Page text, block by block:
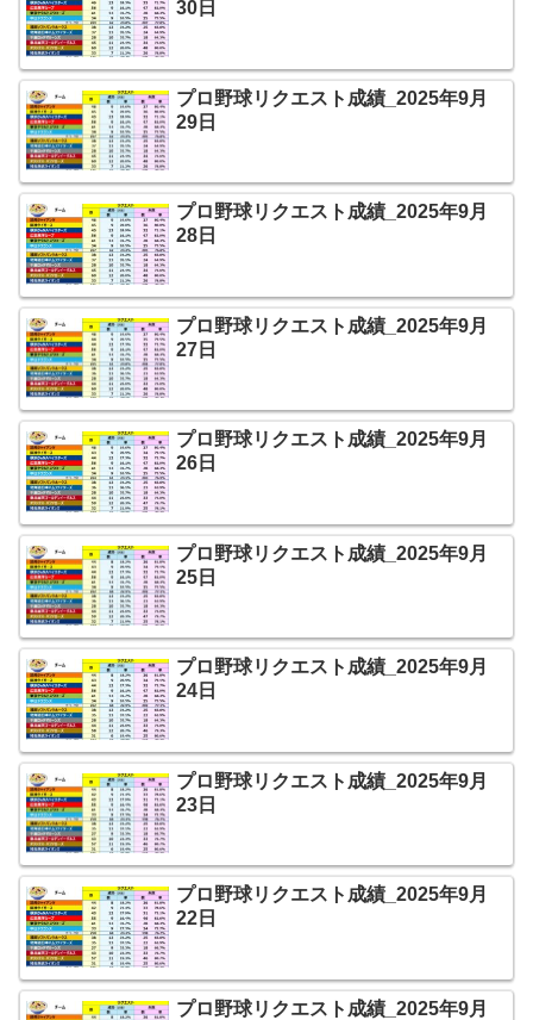
30日
プロ野球リクエスト成績_2025年9月
29日
プロ野球リクエスト成績_2025年9月
28日
プロ野球リクエスト成績_2025年9月
27日
プロ野球リクエスト成績_2025年9月
26日
プロ野球リクエスト成績_2025年9月
25日
プロ野球リクエスト成績_2025年9月
24日
プロ野球リクエスト成績_2025年9月
23日
プロ野球リクエスト成績_2025年9月
22日
プロ野球リクエスト成績_2025年9月